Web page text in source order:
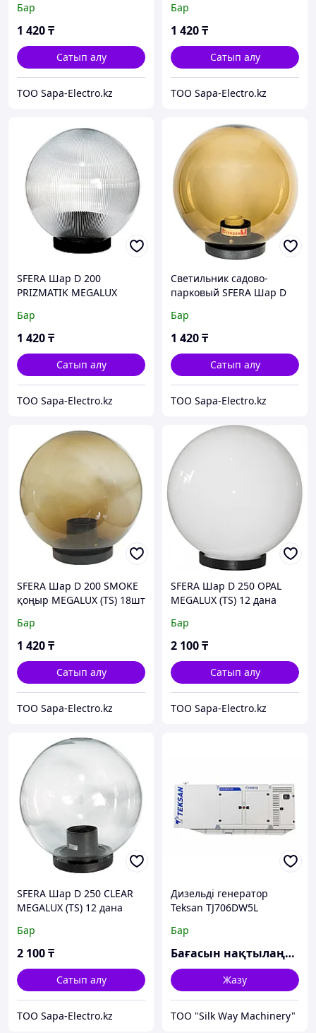
Бар
1 420₸
Сатып алу
ТОО Sapa-Electro.kz
18 дана
Бар
1 420₸
Сатып алу
ТОО Sapa-Electro.kz
SFERA Шар D 200
PRIZMATIK MEGALUX
Бар
1 420₸
Сатып алу
ТОО Sapa-Electro.kz
Светильник садово-
парковый SFERA Шар D
18 дана
Бар
1 420₸
Сатып алу
ТОО Sapa-Electro.kz
SFERA Шар D 200 SMOKE
қоңыр MEGALUX (TS) 18шт
Бар
1 420₸
Сатып алу
ТОО Sapa-Electro.kz
SFERA Шар D 250 OPAL
MEGALUX (TS) 12 дана
Бар
2 100₸
Сатып алу
ТОО Sapa-Electro.kz
SFERA Шар D 250 CLEAR
MEGALUX (TS) 12 дана
Бар
2 100₸
Сатып алу
ТОО Sapa-Electro.kz
Дизельді генератор
Teksan TJ706DW5L
Бар
Бағасын нақтылаңыз
Жазу
TOO "Silk Way Machinery"